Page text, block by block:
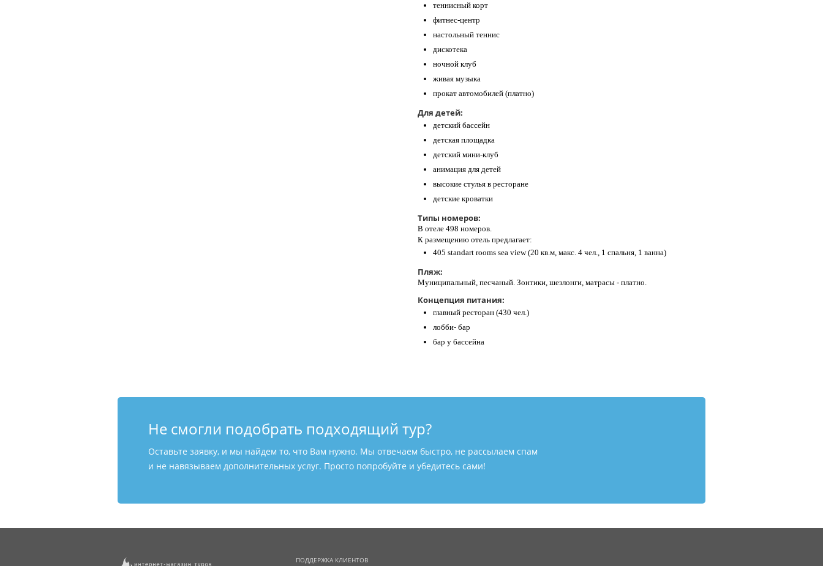
теннисный корт
фитнес-центр
настольный теннис
дискотека
ночной клуб
живая музыка
прокат автомобилей (платно)
Для детей:
детский бассейн
детская площадка
детский мини-клуб
анимация для детей
высокие стулья в ресторане
детские кроватки
Типы номеров:
В отеле 498 номеров.
К размещению отель предлагает:
405 standart rooms sea view (20 кв.м, макс. 4 чел., 1 спальня, 1 ванна)
Пляж:
Муниципальный, песчаный. Зонтики, шезлонги, матрасы - платно.
Концепция питания:
главный ресторан (430 чел.)
лобби- бар
бар у бассейна
Не смогли подобрать подходящий тур?
Оставьте заявку, и мы найдем то, что Вам нужно. Мы отвечаем быстро, не рассылаем спам
и не навязываем дополнительных услуг. Просто попробуйте и убедитесь сами!
ПОДДЕРЖКА КЛИЕНТОВ